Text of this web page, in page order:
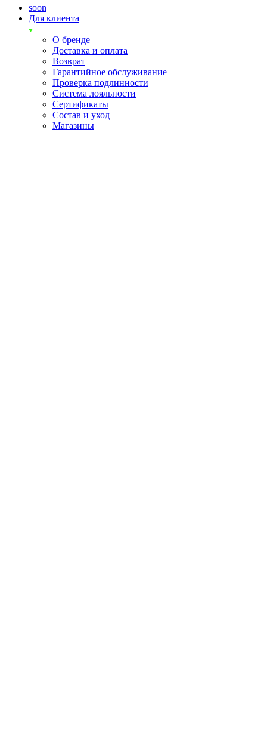
soon
Для клиента
О бренде
Доставка и оплата
Возврат
Гарантийное обслуживание
Проверка подлинности
Система лояльности
Сертификаты
Состав и уход
Магазины